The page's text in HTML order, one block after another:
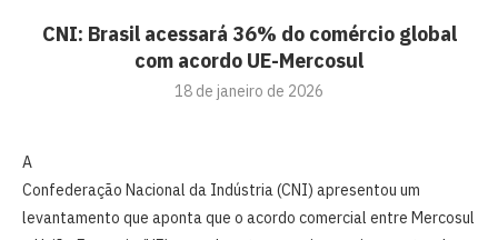
CNI: Brasil acessará 36% do comércio global
com acordo UE-Mercosul
18 de janeiro de 2026
A
Confederação Nacional da Indústria (CNI) apresentou um
levantamento que aponta que o acordo comercial entre Mercosul